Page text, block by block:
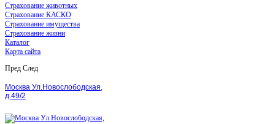
Страхование животных
Страхование КАСКО
Страхование имущества
Страхование жизни
Каталог
Карта сайта
Пред След
Москва Ул.Новослободская,
д.49/2